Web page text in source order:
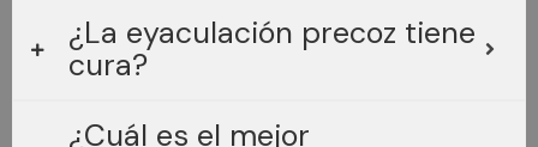
Conocer más
¿La eyaculación precoz tiene
cura?
¿Cuál es el mejor